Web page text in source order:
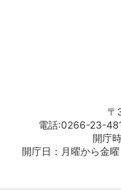
〒
電話:0266-23-
開庁
開庁日：月曜から金